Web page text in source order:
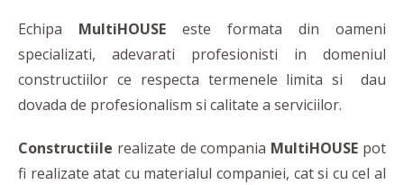
Echipa MultiHOUSE este formata din oameni
specializati, adevarati profesionisti in domeniul
constructiilor ce respecta termenele limita si dau
dovada de profesionalism si calitate a serviciilor.
Constructiile realizate de compania MultiHOUSE pot
fi realizate atat cu materialul companiei, cat si cu cel al